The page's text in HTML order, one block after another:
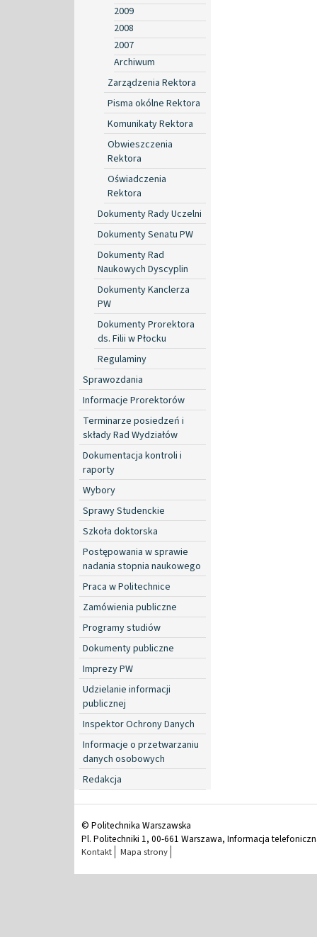
2009
2008
2007
Archiwum
Zarządzenia Rektora
Pisma okólne Rektora
Komunikaty Rektora
Obwieszczenia
Rektora
Oświadczenia
Rektora
Dokumenty Rady Uczelni
Dokumenty Senatu PW
Dokumenty Rad
Naukowych Dyscyplin
Dokumenty Kanclerza
PW
Dokumenty Prorektora
ds. Filii w Płocku
Regulaminy
Sprawozdania
Informacje Prorektorów
Terminarze posiedzeń i
składy Rad Wydziałów
Dokumentacja kontroli i
raporty
Wybory
Sprawy Studenckie
Szkoła doktorska
Postępowania w sprawie
nadania stopnia naukowego
Praca w Politechnice
Zamówienia publiczne
Programy studiów
Dokumenty publiczne
Imprezy PW
Udzielanie informacji
publicznej
Inspektor Ochrony Danych
Informacje o przetwarzaniu
danych osobowych
Redakcja
© Politechnika Warszawska
Pl. Politechniki 1, 00-661 Warszawa, Informacja
Kontakt Mapa strony